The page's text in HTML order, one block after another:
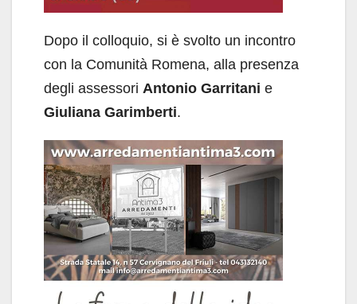
Dopo il colloquio, si è svolto un incontro
con la Comunità Romena, alla presenza
degli assessori Antonio Garritani e
Giuliana Garimberti.